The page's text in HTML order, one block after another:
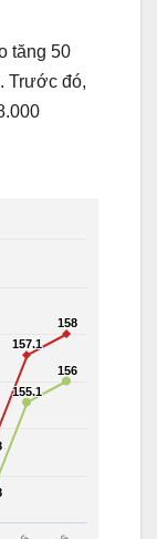
tăng 50
Trước đó,